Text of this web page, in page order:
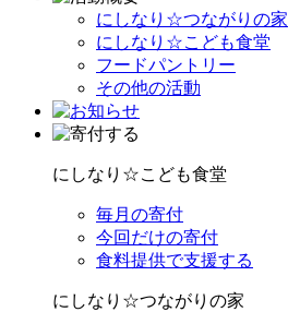
にしなり☆つながりの家
にしなり☆こども食堂
フードパントリー
その他の活動
にしなり☆こども食堂
毎月の寄付
今回だけの寄付
食料提供で支援する
にしなり☆つながりの家